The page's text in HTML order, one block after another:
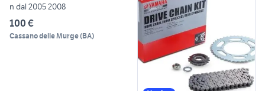
n dal 2005 2008
100 €
Cassano delle Murge(BA)